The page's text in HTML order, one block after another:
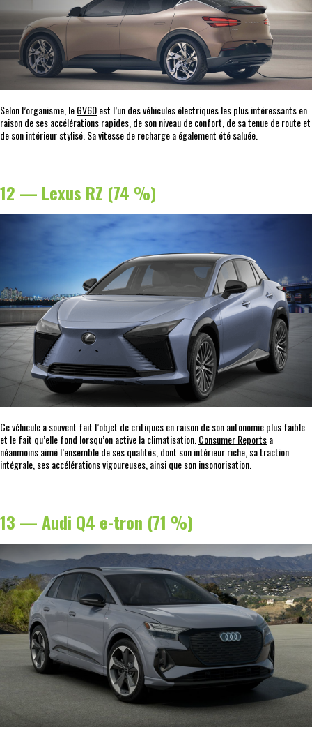
Selon l’organisme, leGV60est l’un des véhicules électriques les plus intéressants en
raison de ses accélérations rapides, de son niveau de confort, de sa tenue de route et
de son intérieur stylisé. Sa vitesse de recharge a également été saluée.
12 — Lexus RZ (74 %)
Ce véhicule a souvent fait l’objet de critiques en raison de son autonomie plus faible
et le fait qu’elle fond lorsqu’on active la climatisation. Consumer Reportsa
néanmoins aimé l’ensemble de ses qualités, dont son intérieur riche, sa traction
intégrale, ses accélérations vigoureuses, ainsi que son insonorisation.
13 — Audi Q4 e-tron (71 %)